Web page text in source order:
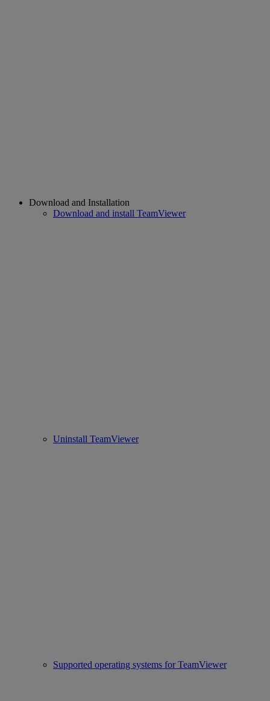
Download and Installation
Download and install TeamViewer
Uninstall TeamViewer
Supported operating systems for TeamViewer